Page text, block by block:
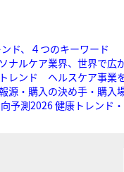
ド、４つのキーワード
ナルケア業界、世界で広
レンド ヘルスケア事業
・購入の決め手・購入
予測2026 健康トレンド